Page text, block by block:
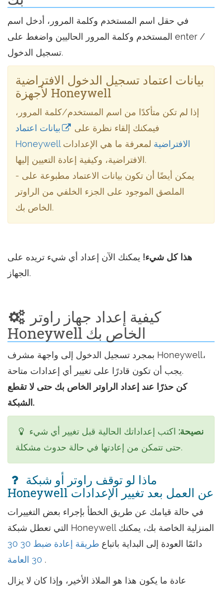
في حقل اسم المستخدم وكلمة المرور، أدخل اسم
المستخدم وكلمة المرور الحاليين واضغط على enter /
تسجيل الدخول.
بيانات اعتماد تسجيل الدخول الافتراضية
لأجهزة Honeywell
إذا لم تكن متأكدًا من اسم المستخدم/كلمة المرور،
فيمكنك إلقاء نظرة على
بيانات اعتماد
Honeywell الافتراضية لمعرفة ما هي الإعدادات
الافتراضية، وكيفية إعادة التعيين إليها.
- يمكن أيضًا أن تكون بيانات الاعتماد مطبوعة على
الملصق الموجود على الجزء الخلفي من الراوتر
الخاص بك.
هذا كل شيء! يمكنك الآن إعداد أي شيء تريده على
الجهاز.
Honeywell الخاص بك
بمجرد تسجيل الدخول إلى واجهة مشرف Honeywell،
يجب أن تكون قادرًا على تغيير أي إعدادات متاحة.
كن حذرًا عند إعداد الراوتر الخاص بك حتى لا تقطع
الشبكة.
نصيحة: اكتب إعداداتك الحالية قبل تغيير أي شيء
حتى تتمكن من إعادتها في حالة حدوث مشكلة.
Honeywell عن العمل بعد تغيير الإعدادات
في حالة قيامك عن طريق الخطأ بإجراء بعض التغييرات
التي تعطل شبكة Honeywell المنزلية الخاصة بك، يمكنك
دائمًا العودة إلى البداية باتباع
طريقة إعادة ضبط 30 30
.
عادة ما يكون هذا هو الملاذ الأخير، وإذا كان لا يزال